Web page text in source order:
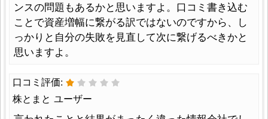
ンスの問題もあるかと思いますよ。口コミ書き込む
ことで資産増幅に繋がる訳ではないのですから、し
っかりと自分の失敗を見直して次に繋げるべきかと
思いますよ。
口コミ評価:
株とまと ユーザー